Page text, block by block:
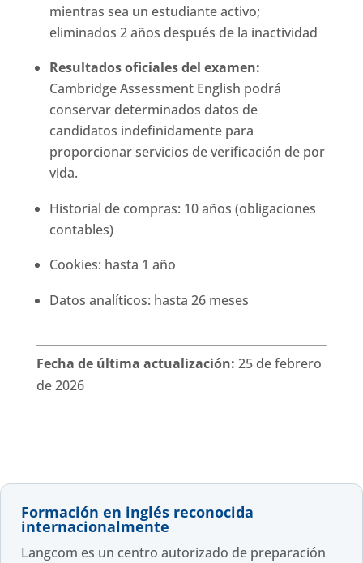
mientras sea un estudiante activo;
eliminados 2 años después de la inactividad
Resultados oficiales del examen:
Cambridge Assessment English podrá
conservar determinados datos de
candidatos indefinidamente para
proporcionar servicios de verificación de por
vida.
Historial de compras: 10 años (obligaciones
contables)
Cookies: hasta 1 año
Datos analíticos: hasta 26 meses
Fecha de última actualización: 25 de febrero
de 2026
Formación en inglés reconocida
internacionalmente
Langcom es un centro autorizado de preparación